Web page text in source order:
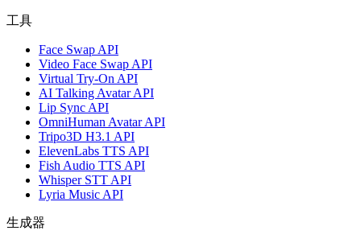
工具
Face Swap API
Video Face Swap API
Virtual Try-On API
AI Talking Avatar API
Lip Sync API
OmniHuman Avatar API
Tripo3D H3.1 API
ElevenLabs TTS API
Fish Audio TTS API
Whisper STT API
Lyria Music API
生成器